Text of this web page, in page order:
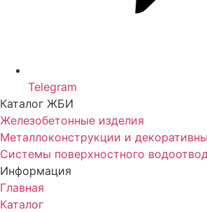
Telegram
Каталог ЖБИ
Железобетонные изделия
Металлоконструкции и
Системы поверхностного
Информация
Главная
Каталог